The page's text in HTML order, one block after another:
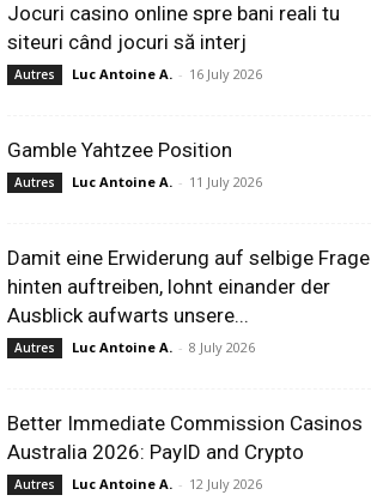
Jocuri casino online spre bani reali tu
siteuri când jocuri să interj
Autres Luc Antoine A. - 16 July 2026
Gamble Yahtzee Position
Autres Luc Antoine A. - 11 July 2026
Damit eine Erwiderung auf selbige Frage
hinten auftreiben, lohnt einander der
Ausblick aufwarts unsere...
Autres Luc Antoine A. - 8 July 2026
Better Immediate Commission Casinos
Australia 2026: PayID and Crypto
Autres Luc Antoine A. - 12 July 2026